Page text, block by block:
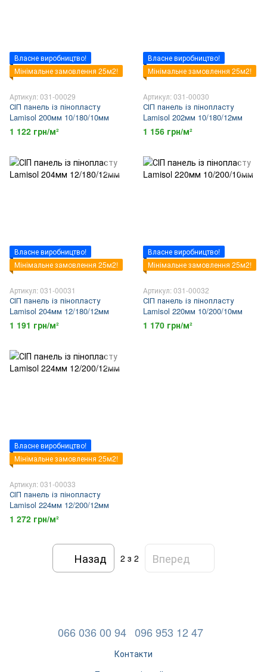
Власне виробництво!
Мінімальне замовлення 25м2!
Артикул: 031-00029
СІП панель із пінопласту
Lamisol 200мм 10/180/10мм
1 122 грн/м²
Власне виробництво!
Мінімальне замовлення 25м2!
Артикул: 031-00030
СІП панель із пінопласту
Lamisol 202мм 10/180/12мм
1 156 грн/м²
Власне виробництво!
Мінімальне замовлення 25м2!
Артикул: 031-00031
СІП панель із пінопласту
Lamisol 204мм 12/180/12мм
1 191 грн/м²
Власне виробництво!
Мінімальне замовлення 25м2!
Артикул: 031-00032
СІП панель із пінопласту
Lamisol 220мм 10/200/10мм
1 170 грн/м²
Власне виробництво!
Мінімальне замовлення 25м2!
Артикул: 031-00033
СІП панель із пінопласту
Lamisol 224мм 12/200/12мм
1 272 грн/м²
Назад 2 з 2 Вперед
066 036 00 94 096 953 12 47
Контакти